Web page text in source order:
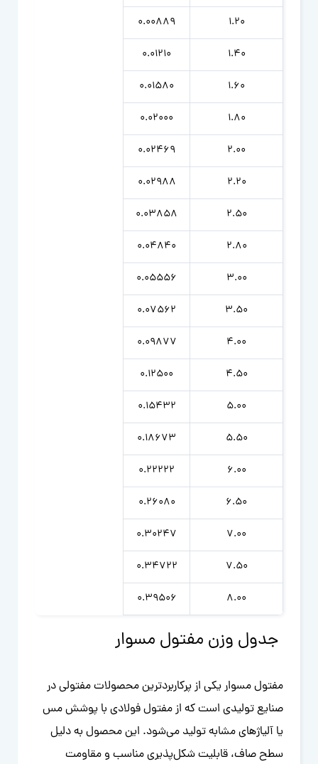
1.20
0.00889
1.40
0.01210
1.60
0.01580
1.80
0.02000
2.00
0.02469
2.20
0.02988
2.50
0.03858
2.80
0.04840
3.00
0.05556
3.50
0.07562
4.00
0.09877
4.50
0.12500
5.00
0.15432
5.50
0.18673
6.00
0.22222
6.50
0.26080
7.00
0.30247
7.50
0.34722
8.00
0.39506
جدول وزن مفتول مسوار
مفتول مسوار یکی از پرکاربردترین محصولات مفتولی در
صنایع تولیدی است که از مفتول فولادی با پوشش مس
یا آلیاژهای مشابه تولید می‌شود. این محصول به دلیل
سطح صاف، قابلیت شکل‌پذیری مناسب و مقاومت